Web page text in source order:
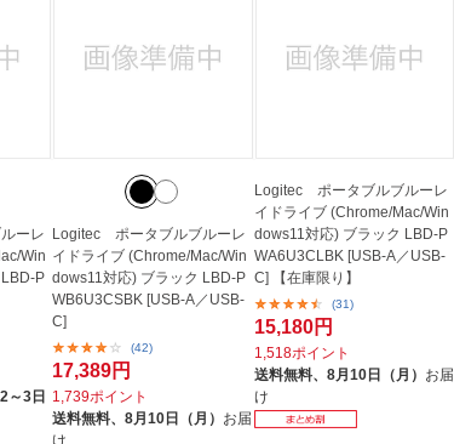
ーレ
Win
P
～3日
Logitec ポータブルブルーレ
イドライブ (Chrome/Mac/Win
dows11対応) ブラック LBD-P
WB6U3CSBK [USB-A／USB-
C]
(42)
17,389円
1,739ポイント
送料無料、8月10日（月） お届
け
Logitec ポータブルブルーレ
イドライブ (Chrome/Mac/Win
dows11対応) ブラック LBD-P
WA6U3CLBK [USB-A／USB-
C] 【在庫限り】
(31)
15,180円
1,518ポイント
送料無料、 8月10日（月） お届
け